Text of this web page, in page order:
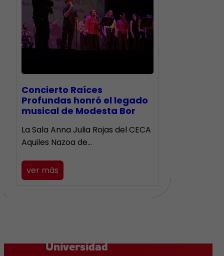
​Concierto Raíces
Profundas honró el legado
musical de Modesta Bor
La Sala Anna Julia Rojas del CECA
Aquiles Nazoa de…
ver más
Universidad